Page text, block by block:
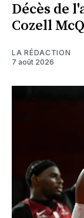
Décès de
Cozell
LA RÉDACTION
7 août 2026